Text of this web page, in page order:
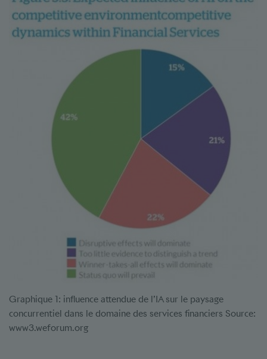
Graphique 1: influence attendue de l’IA sur le paysage
concurrentiel dans le domaine des services financiers Source:
www3.weforum.org